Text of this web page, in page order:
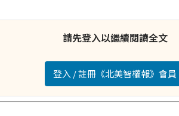
請先登入以繼續閱讀全文
登入 / 註冊《北美智權報》會員